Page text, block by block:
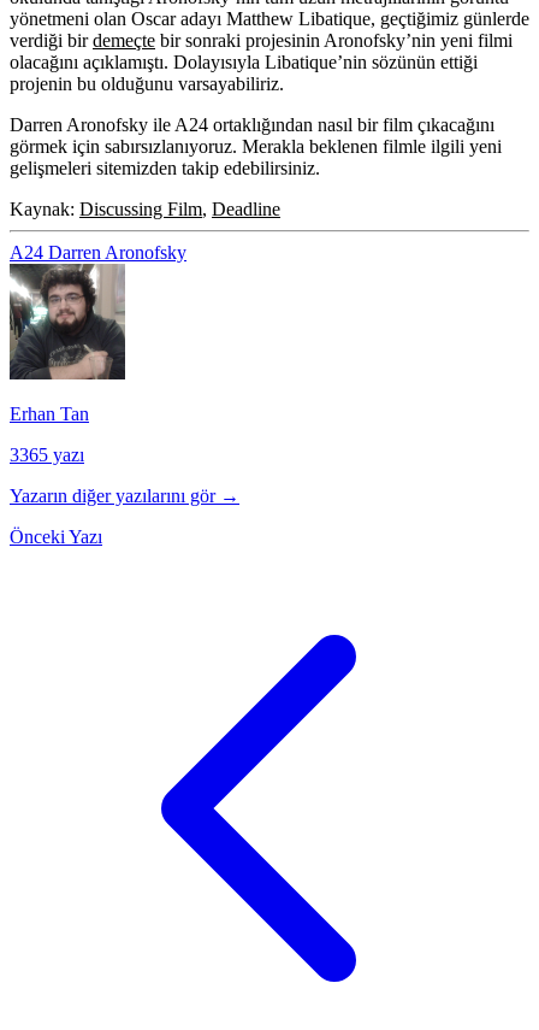
yönetmeni olan Oscar adayı Matthew Libatique, geçtiğimiz günlerde
verdiği birdemeçte bir sonraki projesinin Aronofsky’nin yeni filmi
olacağını açıklamıştı. Dolayısıyla Libatique’nin sözünün ettiği
projenin bu olduğunu varsayabiliriz.
Darren Aronofsky ile A24 ortaklığından nasıl bir film çıkacağını
görmek için sabırsızlanıyoruz. Merakla beklenen filmle ilgili yeni
gelişmeleri sitemizden takip edebilirsiniz.
Kaynak: Discussing Film, Deadline
A24 Darren Aronofsky
Erhan Tan
3365 yazı
Yazarın diğer yazılarını gör →
Önceki Yazı